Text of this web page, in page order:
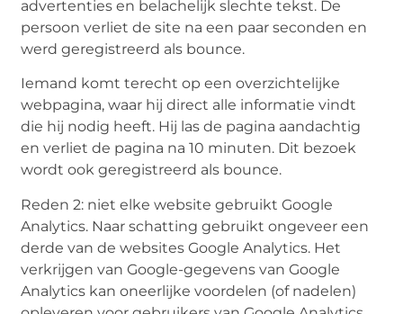
advertenties en belachelijk slechte tekst. De
persoon verliet de site na een paar seconden en
werd geregistreerd als bounce.
Iemand komt terecht op een overzichtelijke
webpagina, waar hij direct alle informatie vindt
die hij nodig heeft. Hij las de pagina aandachtig
en verliet de pagina na 10 minuten. Dit bezoek
wordt ook geregistreerd als bounce.
Reden 2: niet elke website gebruikt Google
Analytics. Naar schatting gebruikt ongeveer een
derde van de websites Google Analytics. Het
verkrijgen van Google-gegevens van Google
Analytics kan oneerlijke voordelen (of nadelen)